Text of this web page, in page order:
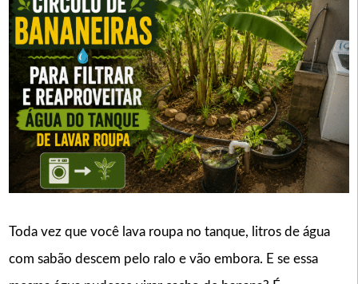
Toda vez que você lava roupa no tanque, litros de água
com sabão descem pelo ralo e vão embora. E se essa